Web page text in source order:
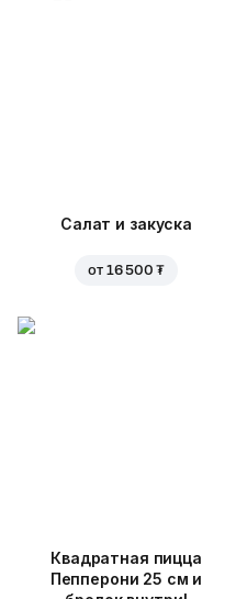
Салат и закуска
от 16 500 ₮
Квадратная пицца
Пепперони 25 см и